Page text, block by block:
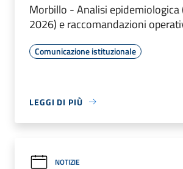
Morbillo - Analisi
2026) e raccomandazioni
Comunicazione istituzionale
LEGGI DI PIÙ
NOTIZIE